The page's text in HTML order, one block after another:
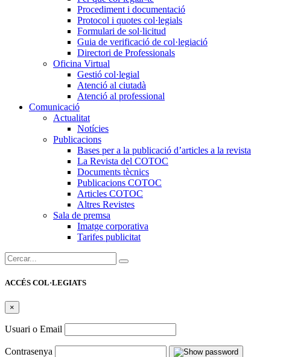
Procediment i documentació
Protocol i quotes col·legials
Formulari de sol·licitud
Guia de verificació de col·legiació
Directori de Professionals
Oficina Virtual
Gestió col·legial
Atenció al ciutadà
Atenció al professional
Comunicació
Actualitat
Notícies
Publicacions
Bases per a la publicació d’articles a la revista
La Revista del COTOC
Documents tècnics
Publicacions COTOC
Articles COTOC
Altres Revistes
Sala de premsa
Imatge corporativa
Tarifes publicitat
Cercar:
ACCÉS COL·LEGIATS
×
Usuari o Email
Contrasenya